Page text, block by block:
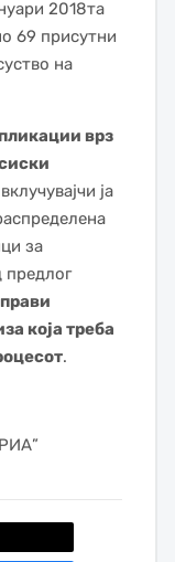
2018та
69 присутни
на
врз
ја
за
предлог
која треба
.